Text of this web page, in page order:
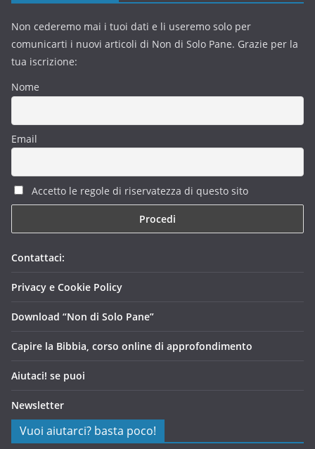
Non cederemo mai i tuoi dati e li useremo solo per
comunicarti i nuovi articoli di Non di Solo Pane. Grazie per la
tua iscrizione:
Nome
Email
Accetto le regole di riservatezza di questo sito
Contattaci:
Privacy e Cookie Policy
Download “Non di Solo Pane”
Capire la Bibbia, corso online di approfondimento
Aiutaci! se puoi
Newsletter
Vuoi aiutarci? basta poco!